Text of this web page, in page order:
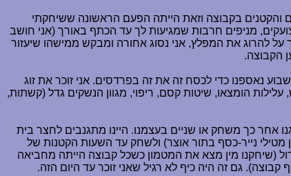
בקבוצה וזאת הייתה הפעם הראשונה ששיחקתי
מניפים חרבות שמגיעות לך עד הכתף באורך (אני חושב
להרוג את המפלץ, אני נסוג אחורה ומבקש ממישהו שיעזור
הקבוצה.
שבוע נאספנו כדי לכסח זה את זה בפרדסים. אני זוכר את זוג
עלילות הומצאו, שיטות קסם, ריפוי, מגוון הנשקים גדל (קשתות,
אחר כך משחק או שניים בעצמנו. היינו מתגנבים לחצר בית
מטילי נייר-כסף בתור אוצר) ולשחק עד השעות הקטנות של
(שיחקנו מין מצא את המטמון כשכל קבוצה הייתה מחביאה
גם זה היה כיף לא רגיל שאני זוכר עד היום הזה.